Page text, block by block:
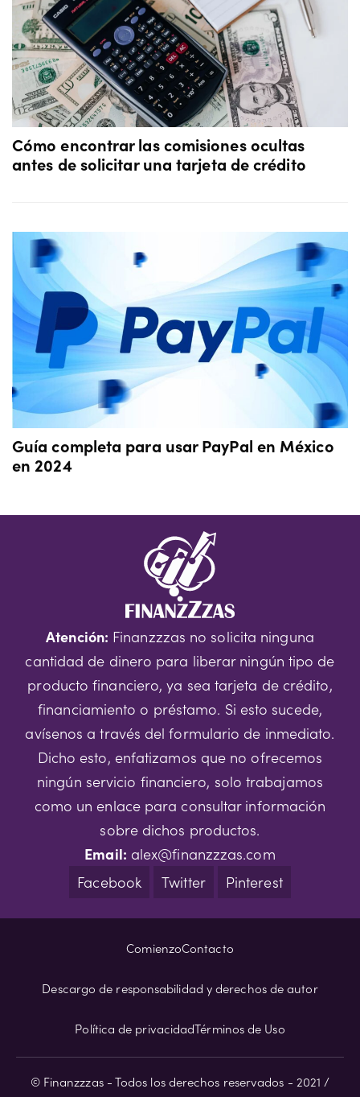
Cómo encontrar las comisiones ocultas
antes de solicitar una tarjeta de crédito
Guía completa para usar PayPal en México
en 2024
Atención: Finanzzzas no solicita ninguna
cantidad de dinero para liberar ningún tipo de
producto financiero, ya sea tarjeta de crédito,
financiamiento o préstamo. Si esto sucede,
avísenos a través del formulario de inmediato.
Dicho esto, enfatizamos que no ofrecemos
ningún servicio financiero, solo trabajamos
como un enlace para consultar información
sobre dichos productos.
Email: alex@finanzzzas.com
Facebook
Twitter Pinterest
© Finanzzzas - Todos los derechos reservados - 2021 /
ComienzoContacto
Descargo de responsabilidad y derechos de autor
Política de privacidadTérminos de Uso